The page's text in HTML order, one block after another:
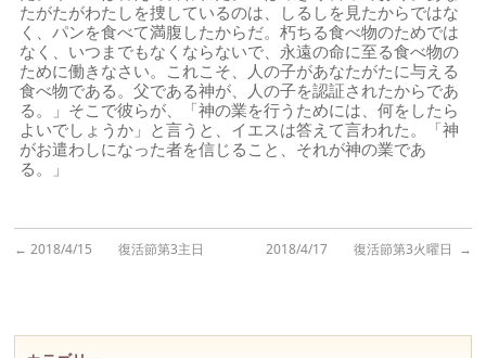
たがたがわたしを捜しているのは、しるしを見たからではな
く、パンを食べて満腹したからだ。朽ちる食べ物のためでは
なく、いつまでもなくならないで、永遠の命に至る食べ物の
ために働きなさい。これこそ、人の子があなたがたに与える
食べ物である。父である神が、人の子を認証されたからであ
る。」そこで彼らが、「神の業を行うためには、何をしたら
よいでしょうか」と言うと、イエスは答えて言われた。「神
がお遣わしになった者を信じること、それが神の業であ
る。」
← 2018/4/15 復活節第3主日 2018/4/17 復活節第3火曜日 →